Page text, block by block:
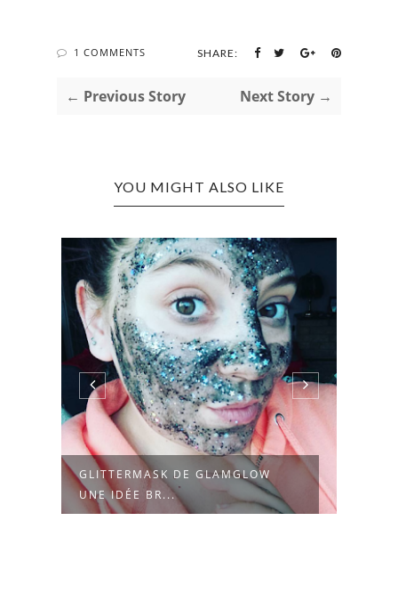
1 COMMENTS SHARE:
← Previous Story Next Story →
YOU MIGHT ALSO LIKE
GLITTERMASK DE GLAMGLOW
UNE IDÉE BR...